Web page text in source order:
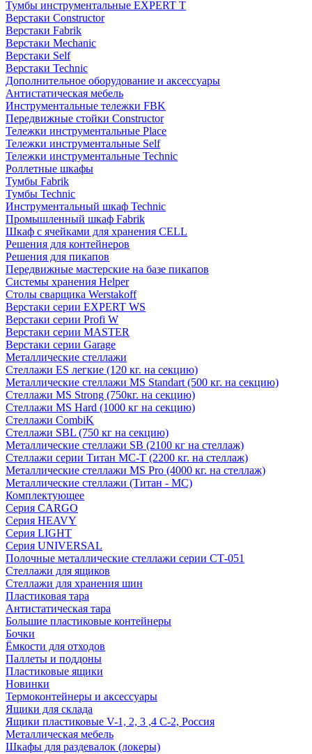
Тумбы инструментальные EXPERT T
Верстаки Constructor
Верстаки Fabrik
Верстаки Mechanic
Верстаки Self
Верстаки Technic
Дополнительное оборудование и аксессуары
Антистатическая мебель
Инструментальные тележки FBK
Передвижные стойки Constructor
Тележки инструментальные Place
Тележки инструментальные Self
Тележки инструментальные Technic
Роллетные шкафы
Тумбы Fabrik
Тумбы Technic
Инструментальный шкаф Technic
Промышленный шкаф Fabrik
Шкаф с ячейками для хранения CELL
Решения для контейнеров
Решения для пикапов
Передвижные мастерские на базе пикапов
Системы хранения Helper
Столы сварщика Werstakoff
Верстаки серии EXPERT WS
Верстаки серии Profi W
Верстаки серии MASTER
Верстаки серии Garage
Металлические стеллажи
Стеллажи ES легкие (120 кг. на секцию)
Металлические стеллажи MS Standart (500 кг. на секцию)
Стеллажи MS Strong (750кг. на секцию)
Стеллажи MS Hard (1000 кг на секцию)
Стеллажи CombiK
Стеллажи SBL (750 кг на секцию)
Металлические стеллажи SB (2100 кг на стеллаж)
Стеллажи серии Титан МС-Т (2200 кг. на стеллаж)
Металлические стеллажи MS Pro (4000 кг. на стеллаж)
Металлические стеллажи (Титан - МС)
Комплектующее
Серия CARGO
Серия HEAVY
Серия LIGHT
Серия UNIVERSAL
Полочные металлические стеллажи серии СТ-051
Стеллажи для ящиков
Стеллажи для хранения шин
Пластиковая тара
Антистатическая тара
Большие пластиковые контейнеры
Бочки
Ёмкости для отходов
Паллеты и поддоны
Пластиковые ящики
Новинки
Термоконтейнеры и аксессуары
Ящики для склада
Ящики пластиковые V-1, 2, 3 ,4 С-2, Россия
Металлическая мебель
Шкафы для раздевалок (локеры)